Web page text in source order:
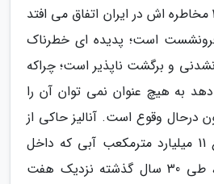
رخ می دهد، نزدیک 34 مخاطره اش در ایران اتفاق می افتد
است؛ پدیده ای خطرناک
و برگشت ناپذیر است؛ چراکه
به هیچ عنوان نمی توان آن را
درحال وقوع است. آنالیز حاکی از
این است که از مجموع 11 میلیارد مترمکعب آبی که داخل
این آبخوان بوده است، طی 30 سال گذشته نزدیک هفت